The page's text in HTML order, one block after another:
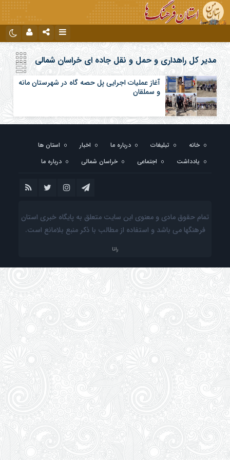
تلگرام نام کاربری یا نشانی ایمیل
رمز عبور
مدیر کل راهداری و حمل و نقل جاده ای خراسان شمالی
آغاز عملیات اجرایى پل حصه گاه در شهرستان مانه
و سملقان
خانه تبلیغات درباره ما اخبار
استان ها
یادداشت
اجتماعی خراسان شمالی درباره ما
تمام حقوق مادی و معنوی این سایت متعلق به پایگاه خبری استان
فرهنگها می باشد و استفاده از مطالب با ذکر منبع بلامانع است.
راتا